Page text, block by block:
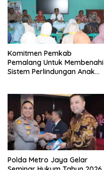
Komitmen Pemkab
Pemalang Untuk Membenahi
Sistem Perlindungan Anak
Polda Metro Jaya Gelar